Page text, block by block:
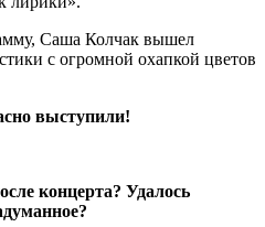
Саша Колчак вышел
с огромной охапкой цветов
выступили!
концерта? Удалось